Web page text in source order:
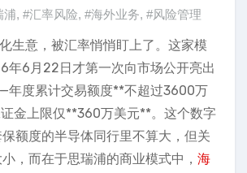
浦, #汇率风险, #海外业务, #风险管理
生意，被汇率悄悄盯上了。这家模
年6月22日才第一次向市场公开亮出
年度累计交易额度**不超过3600万
金上限仅**360万美元**。这个数字
额度的半导体同行里不算大，但关
，而在于思瑞浦的商业模式中， 海